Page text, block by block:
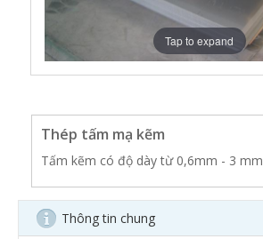
Tap to expand
Thép tấm mạ kẽm
Tấm kẽm có độ dày từ 0,6mm - 3 mm
Thông tin chung